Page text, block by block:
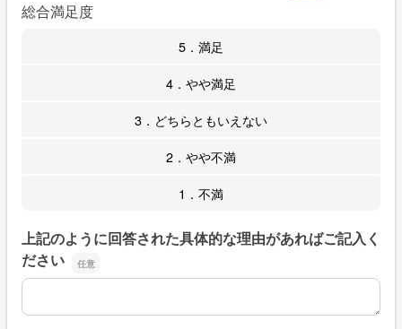
総合満足度
5．満足
4．やや満足
3．どちらともいえない
2．やや不満
1．不満
上記のように回答された具体的な理由があればご記入く
ださい
上記のように回答された具体的な理由があればご記入くだ